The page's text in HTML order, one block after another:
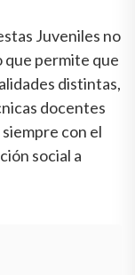
Juveniles no
que permite que
distintas,
docentes
con el
social a